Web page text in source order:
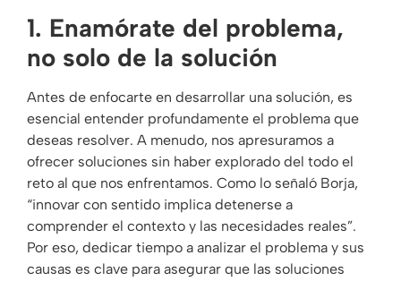
1. Enamórate del problema,
no solo de la solución
Antes de enfocarte en desarrollar una solución, es
esencial entender profundamente el problema que
deseas resolver. A menudo, nos apresuramos a
ofrecer soluciones sin haber explorado del todo el
reto al que nos enfrentamos. Como lo señaló Borja,
“innovar con sentido implica detenerse a
comprender el contexto y las necesidades reales”.
Por eso, dedicar tiempo a analizar el problema y sus
causas es clave para asegurar que las soluciones